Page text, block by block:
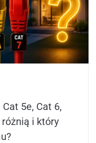
5e, Cat 6,
i który